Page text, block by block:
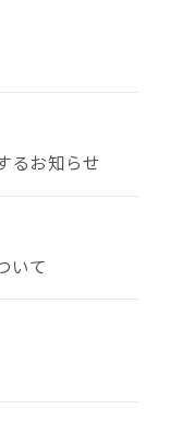
るお知らせ
いて